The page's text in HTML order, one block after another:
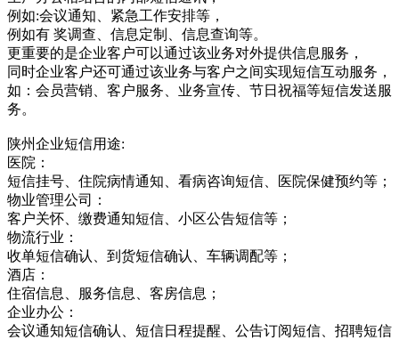
例如:会议通知、紧急工作安排等，
例如有 奖调查、信息定制、信息查询等。
更重要的是企业客户可以通过该业务对外提供信息服务，
同时企业客户还可通过该业务与客户之间实现短信互动服务，
如：会员营销、客户服务、业务宣传、节日祝福等短信发送服
务。
陕州企业短信用途:
医院：
短信挂号、住院病情通知、看病咨询短信、医院保健预约等；
物业管理公司：
客户关怀、缴费通知短信、小区公告短信等；
物流行业：
收单短信确认、到货短信确认、车辆调配等；
酒店：
住宿信息、服务信息、客房信息；
企业办公：
会议通知短信确认、短信日程提醒、公告订阅短信、招聘短信